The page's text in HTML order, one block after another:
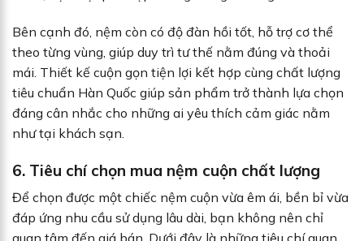
Bên cạnh đó, nệm còn có độ đàn hồi tốt, hỗ trợ cơ thể
theo từng vùng, giúp duy trì tư thế nằm đúng và thoải
mái. Thiết kế cuộn gọn tiện lợi kết hợp cùng chất lượng
tiêu chuẩn Hàn Quốc giúp sản phẩm trở thành lựa chọn
đáng cân nhắc cho những ai yêu thích cảm giác nằm
như tại khách sạn.
6. Tiêu chí chọn mua nệm cuộn chất lượng
Để chọn được một chiếc nệm cuộn vừa êm ái, bền bỉ vừa
đáp ứng nhu cầu sử dụng lâu dài, bạn không nên chỉ